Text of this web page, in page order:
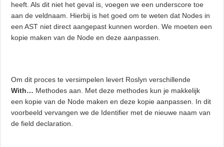
heeft. Als dit niet het geval is, voegen we een underscore toe
aan de veldnaam. Hierbij is het goed om te weten dat Nodes in
een AST niet direct aangepast kunnen worden. We moeten een
kopie maken van de Node en deze aanpassen.
Om dit proces te versimpelen levert Roslyn verschillende
With… Methodes aan. Met deze methodes kun je makkelijk
een kopie van de Node maken en deze kopie aanpassen. In dit
voorbeeld vervangen we de Identifier met de nieuwe naam van
de field declaration.